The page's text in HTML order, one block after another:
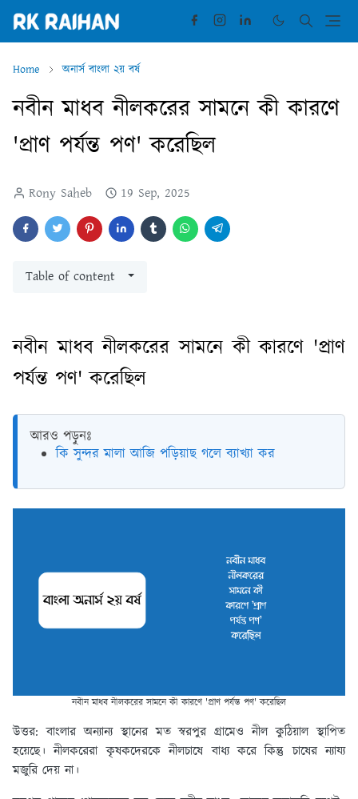
Home অনার্স বাংলা ২য় বর্ষ
নবীন মাধব নীলকরের সামনে কী কারণে
'প্রাণ পর্যন্ত পণ' করেছিল
Rony Saheb 19 Sep, 2025
Table of content
নবীন মাধব নীলকরের সামনে কী কারণে 'প্রাণ
পর্যন্ত পণ' করেছিল
আরও পড়ুনঃ
কি সুন্দর মালা আজি পড়িয়াছ গলে ব্যাখ্যা কর
নবীন মাধব নীলকরের সামনে কী কারণে 'প্রাণ পর্যন্ত পণ' করেছিল
উত্তর: বাংলার অন্যান্য স্থানের মত স্বরপুর গ্রামেও নীল কুঠিয়াল স্থাপিত
হয়েছে। নীলকরেরা কৃষকদেরকে নীলচাষে বাধ্য করে কিন্তু চাষের ন্যায্য
মজুরি দেয় না।